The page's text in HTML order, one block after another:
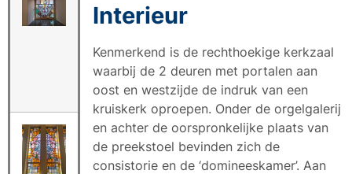
Interieur
Kenmerkend is de rechthoekige kerkzaal
waarbij de 2 deuren met portalen aan
oost en westzijde de indruk van een
kruiskerk oproepen. Onder de orgelgalerij
en achter de oorspronkelijke plaats van
de preekstoel bevinden zich de
consistorie en de ‘domineeskamer’. Aan